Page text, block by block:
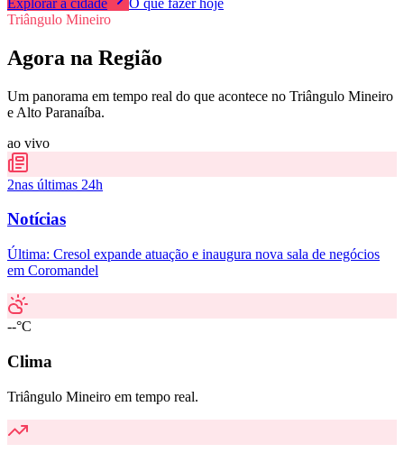
Triângulo Mineiro
Agora na Região
Um panorama em tempo real do que acontece no Triângulo Mineiro
e Alto Paranaíba.
ao vivo
2nas últimas 24h
Notícias
Última: Cresol expande atuação e inaugura nova sala de negócios
em Coromandel
--°C
Clima
Triângulo Mineiro em tempo real.